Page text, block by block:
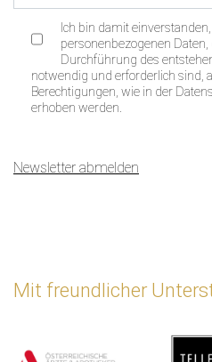
Ich bin damit
personenbezogenen
Durchführung des
notwendig und erforderlich sind,
Berechtigungen, wie in der
erhoben werden.
Newsletter abmelden
Mit freundlicher